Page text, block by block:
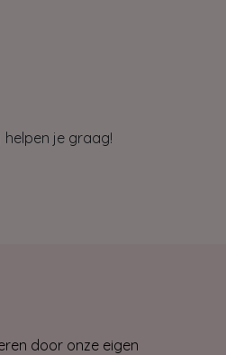
je graag!
door onze eigen